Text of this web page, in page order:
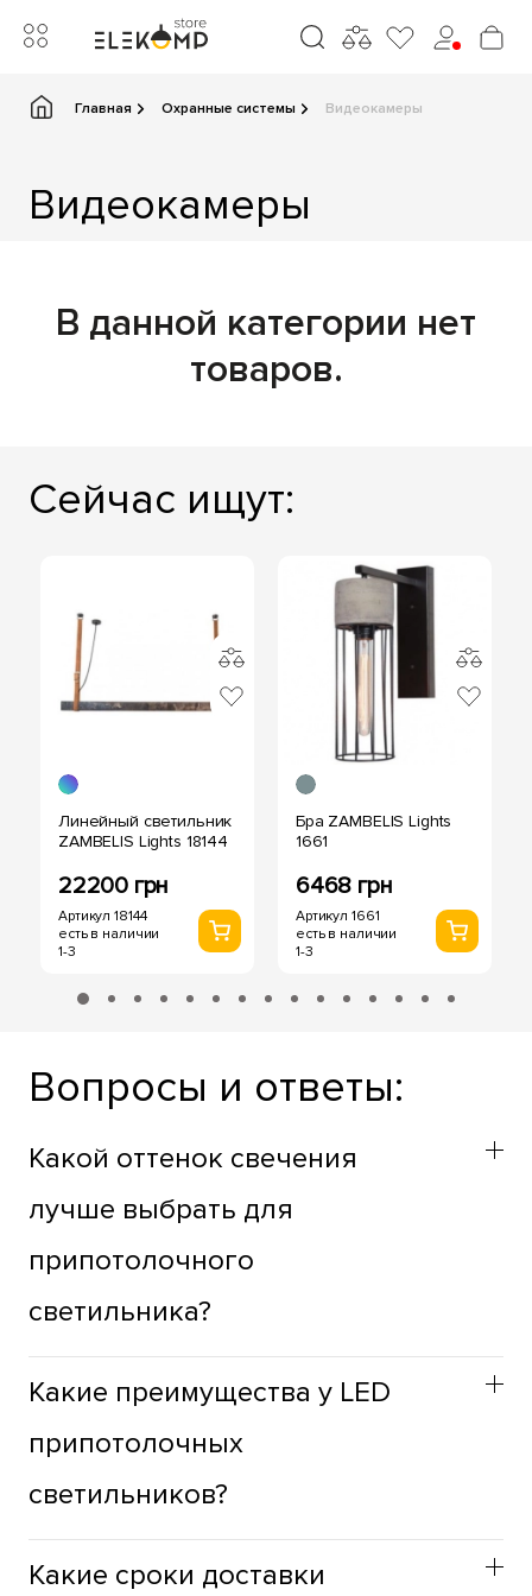
Главная Охранные системы Видеокамеры
Видеокамеры
В данной категории нет
товаров.
Сейчас ищут:
Линейный светильник
ZAMBELIS Lights 18144
22200 грн
Артикул 18144
есть в наличии
1-3
Бра ZAMBELIS Lights
1661
6468 грн
Артикул 1661
есть в наличии
1-3
Вопросы и ответы:
Какой оттенок свечения
лучше выбрать для
припотолочного
светильника?
Оттенок припотолочных светильников стоит выбирать
учитывая функциональное назначение пространства.
Для жилых зон лучше использовать теплый оттенок,
для продуктивности, в рабочих зонах, лучше
использовать холодный оттенок света, а для
Какие преимущества у LED
припотолочных
светильников?
Припотолочные светильники с LED имеют следующие
преимуществами: минимальное тепловыделение, что
Какие сроки доставки​